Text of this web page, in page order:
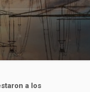
a los